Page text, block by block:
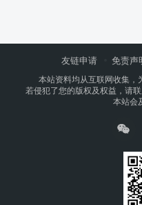
友链申请 免责声
本站资料均从互联网收集，
若侵犯了您的版权及权益，请
本站会